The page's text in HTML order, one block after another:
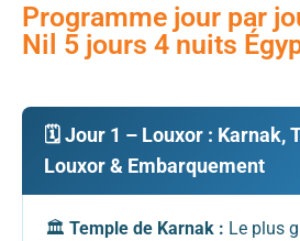
Programme jour par
Nil 5 jours 4 nuits
🗓️ Jour 1 – Louxor : Karnak,
Louxor & Embarquement
🏛️ Temple de Karnak : Le plus